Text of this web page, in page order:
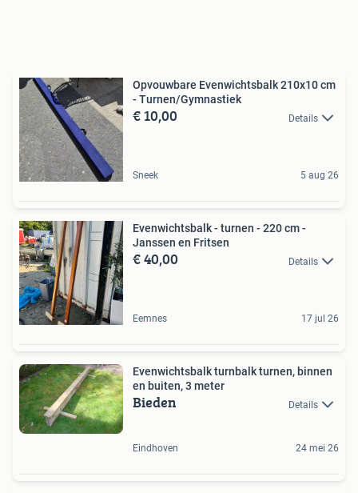
Opvouwbare Evenwichtsbalk 210x10 cm
- Turnen/Gymnastiek
€ 10,00 Details
Sneek 5 aug 26
Evenwichtsbalk - turnen - 220 cm -
Janssen en Fritsen
€ 40,00 Details
Eemnes 17 jul 26
Evenwichtsbalk turnbalk turnen, binnen
en buiten, 3 meter
Bieden Details
Eindhoven 24 mei 26